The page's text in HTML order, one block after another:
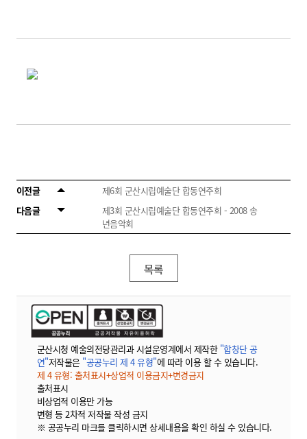
이전글
제6회 군산시립예술단 합동연주회
다음글
제3회 군산시립예술단 합동연주회 - 2008 송
년음악회
목록
군산시청 예술의전당관리과 시설운영계에서 제작한 "합창단 공
연"저작물은 "공공누리 제 4 유형"에 따라 이용 할 수 있습니다.
제 4 유형: 출처표시+상업적 이용금지+변경금지
출처표시
비상업적 이용만 가능
변형 등 2차적 저작물 작성 금지
※ 공공누리 마크를 클릭하시면 상세내용을 확인 하실 수 있습니다.